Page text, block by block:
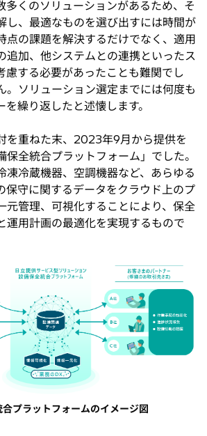
多くのソリューションがあるため、そ
し、最適なものを選び出すには時間が
点の課題を解決するだけでなく、適用
追加、他システムとの連携といったス
慮する必要があったことも難関でし
。ソリューション選定までには何度も
を繰り返したと述懐します。
を重ねた末、2023年9月から提供を
保全統合プラットフォーム」でした。
凍冷蔵機器、空調機器など、あらゆる
保守に関するデータをクラウド上のプ
元管理、可視化することにより、保全
運用計画の最適化を実現するもので
プラットフォームのイメージ図